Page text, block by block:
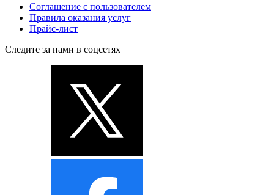
Соглашение с пользователем
Правила оказания услуг
Прайс-лист
Следите за нами в соцсетях